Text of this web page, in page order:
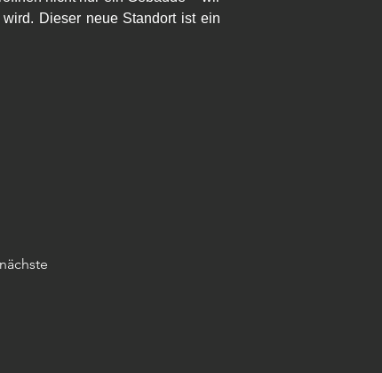
Dieser neue Standort ist ein
nächste